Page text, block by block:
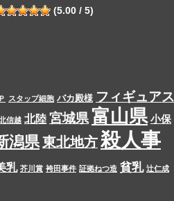
(5.00 / 5)
スタップ細胞 バカ殿様 フィギュアス
信越 北陸 宮城県 富山県 小保
潟県東北地方 殺人事
乳 芥川賞 袴田事件 証拠ねつ造 貧乳 辻仁成